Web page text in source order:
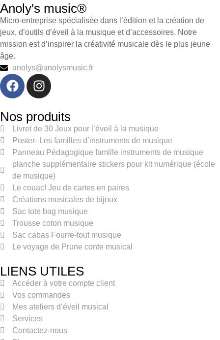
Anoly's music®
Micro-entreprise spécialisée dans l’édition et la création de
jeux, d’outils d’éveil à la musique et d’accessoires. Notre
mission est d’inspirer la créativité musicale dès le plus jeune
âge.
anolys@anolysmusic.fr
Nos produits
Livret de 30 Jeux pour l’éveil à la musique
Poster- Les familles d’instruments de musique
Panneau Pédagogique famille instruments de musique
planche supplémentaire stickers pour kit numérique (école
de musique)
Le couac! Jeu de cartes en paires
Créations musicales de bijoux
Sac tote bag musique
Trousse coton musique
Sac cabas Fourre-tout musique
Le voyage de Prune conte musical
LIENS UTILES
Accéder à votre compte client
Vos commandes
Mes ateliers d’éveil musical
Services
Contactez-nous